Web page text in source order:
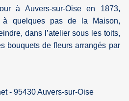
à Auvers-sur-Oise en 1873,
à quelques pas de la Maison,
dans l’atelier sous les toits,
bouquets de fleurs arrangés par
- 95430 Auvers-sur-Oise